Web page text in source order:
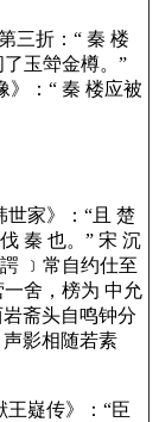
三折：“ 秦 楼
玉斚金樽。”
》：“ 秦 楼应被
世家》：“且 楚
秦 也。” 宋 沉
﹞常自约仕至
舍，榜为 中允
斋头自鸣钟分
影相随若素
王嶷传》：“臣